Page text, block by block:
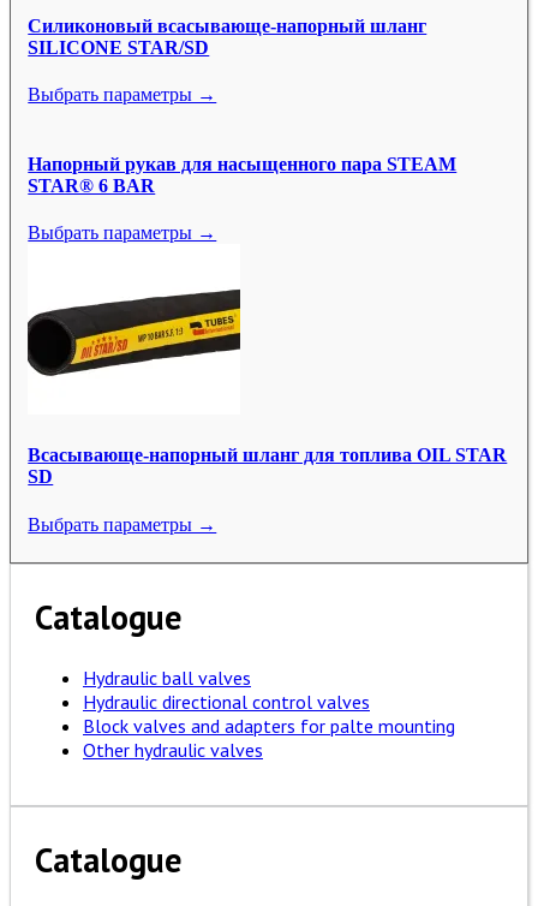
Силиконовый всасывающе-напорный шланг
SILICONE STAR/SD
Выбрать параметры →
Напорный рукав для насыщенного пара STEAM
STAR® 6 BAR
Выбрать параметры →
Всасывающе-напорный шланг для топлива OIL STAR
SD
Выбрать параметры →
Catalogue
Hydraulic ball valves
Hydraulic directional control valves
Block valves and adapters for palte mounting
Other hydraulic valves
Catalogue